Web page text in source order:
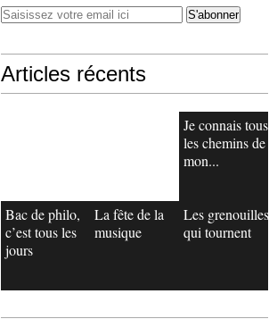
Articles récents
Je connais tous
les chemins de
mon...
Bac de philo,
c’est tous les
jours
La fête de la
musique
Les grenouilles
qui tournent